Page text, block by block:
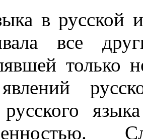
в русской
все
только